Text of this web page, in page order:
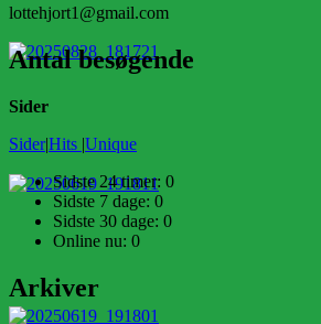
lottehjort1@gmail.com
Antal besøgende
Sider
Sider|Hits |Unique
Sidste 24 timer: 0
Sidste 7 dage: 0
Sidste 30 dage: 0
Online nu: 0
Arkiver